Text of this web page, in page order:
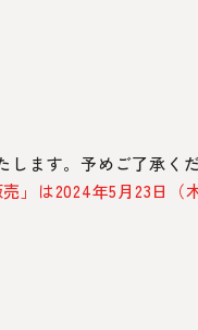
ます。予めご了承くだ
」は2024年5月23日（